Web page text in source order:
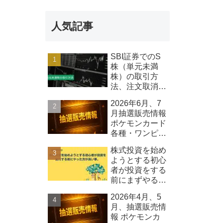
人気記事
SBI証券でのS
株（単元未満
株）の取引方
法、注文取消し
いて
2026年6月、7
月抽選販売情報
ポケモンカード
各種・ワンピー
その他
株式投資を始め
ようとする初心
者が投資をする
前にまずやるべ
2026年4月、5
月、抽選販売情
報 ポケモンカ